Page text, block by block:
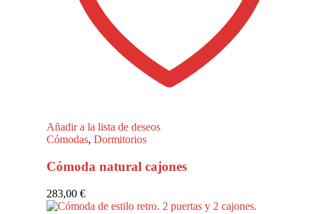
Añadir a la lista de deseos
Cómodas,Dormitorios
Cómoda natural cajones
283,00€